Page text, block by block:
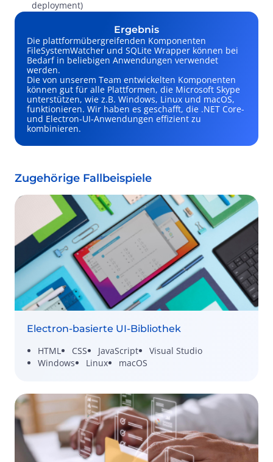
deployment)
Ergebnis
Die plattformübergreifenden Komponenten
FileSystemWatcher und SQLite Wrapper können bei
Bedarf in beliebigen Anwendungen verwendet
werden.
Die von unserem Team entwickelten Komponenten
können gut für alle Plattformen, die Microsoft Skype
unterstützen, wie z.B. Windows, Linux und macOS,
funktionieren. Wir haben es geschafft, die .NET Core-
und Electron-UI-Anwendungen effizient zu
kombinieren.
Zugehörige Fallbeispiele
Electron-basierte UI-Bibliothek
HTML
CSS JavaScript
Visual Studio
Windows
Linux macOS